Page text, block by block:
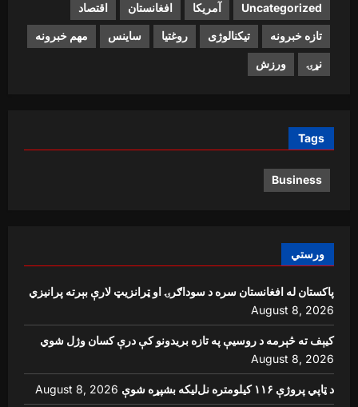
Uncategorized آمریکا افغانستان اقتصاد
تازه خبرونه تیکنالوژی روغتیا ساینس مهم خبرونه
نړۍ ورزش
Tags
Business
ورستي
پاکستان له افغانستان سره د سوداګرۍ او ټرانزیټ لارې بېرته پرانیزي
August 8, 2026
کیېف ته څېرمه د روسیې په تازه بریدونو کې درې کسان وژل شوي
August 8, 2026
د ټاپي پروژې ۱۱۶ کیلومتره نل‌لیکه بشپړه شوې August 8, 2026